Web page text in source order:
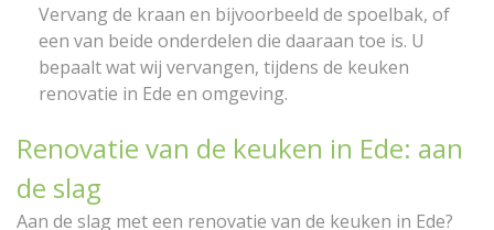
Vervang de kraan en bijvoorbeeld de spoelbak, of
een van beide onderdelen die daaraan toe is. U
bepaalt wat wij vervangen, tijdens de keuken
renovatie in Ede en omgeving.
Renovatie van de keuken in Ede: aan
de slag
Aan de slag met een renovatie van de keuken in Ede?